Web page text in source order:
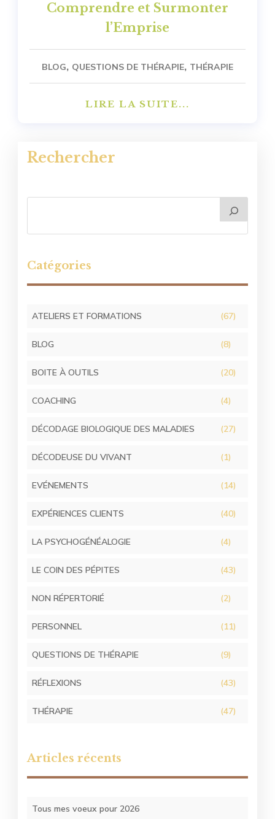
Comprendre et Surmonter
l’Emprise
BLOG, QUESTIONS DE THÉRAPIE, THÉRAPIE
LIRE LA SUITE...
Rechercher
Catégories
ATELIERS ET FORMATIONS (67)
BLOG (8)
BOITE À OUTILS (20)
COACHING (4)
DÉCODAGE BIOLOGIQUE DES MALADIES (27)
DÉCODEUSE DU VIVANT (1)
EVÉNEMENTS (14)
EXPÉRIENCES CLIENTS (40)
LA PSYCHOGÉNÉALOGIE (4)
LE COIN DES PÉPITES (43)
NON RÉPERTORIÉ (2)
PERSONNEL (11)
QUESTIONS DE THÉRAPIE (9)
RÉFLEXIONS (43)
THÉRAPIE (47)
Articles récents
Tous mes voeux pour 2026